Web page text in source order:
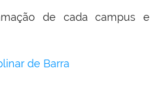
de cada campus e
de Barra